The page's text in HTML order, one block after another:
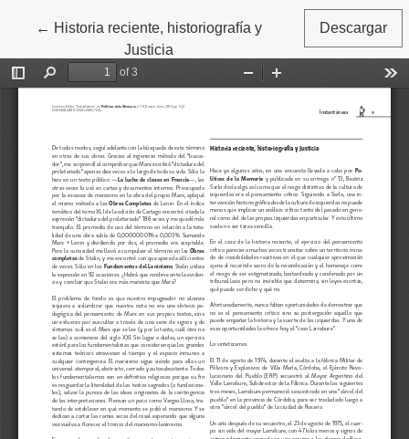
← Volver a los detalles del artículo
Historia reciente, historiografía y
Justicia
Descargar